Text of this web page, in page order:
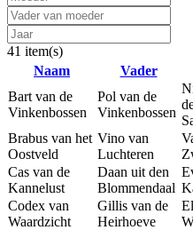
41 item(s)
Naam
Vader
Bart van de
Vinkenbossen
Pol van de
Vinkenbossen
Brabus van het
Oostveld
Vino van
Luchteren
Cas van de
Kannelust
Daan uit den
Blommendaal
Codex van
Waardzicht
Gillis van de
Heirhoeve